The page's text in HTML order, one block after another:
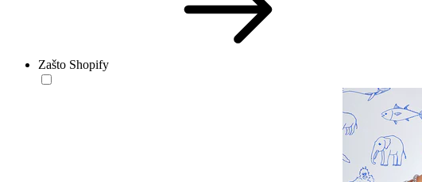
Zašto Shopify